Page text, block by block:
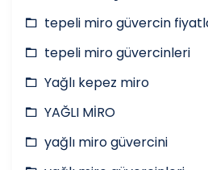
tepeli miro güvercin
tepeli miro güvercinleri
Yağlı kepez miro
YAĞLI MİRO
yağlı miro güvercini